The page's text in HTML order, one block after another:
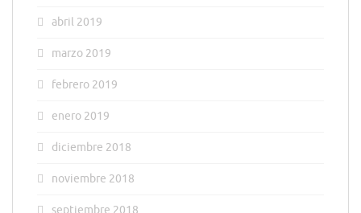
abril 2019
marzo 2019
febrero 2019
enero 2019
diciembre 2018
noviembre 2018
septiembre 2018